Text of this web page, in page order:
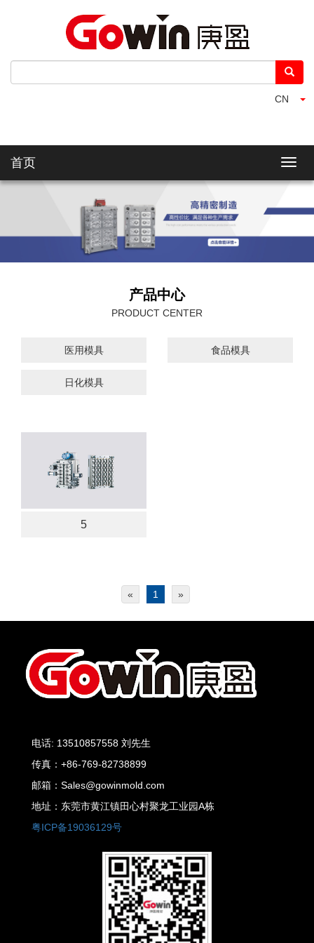
首页
产品中心
PRODUCT CENTER
医用模具 食品模具
日化模具
5
« 1 »
电话: 13510857558 刘先生
传真：+86-769-82738899
邮箱：Sales@gowinmold.com
地址：东莞市黄江镇田心村聚龙工业园A栋
粤ICP备19036129号